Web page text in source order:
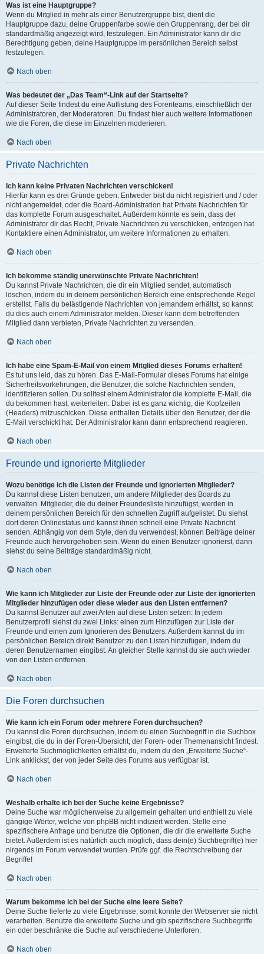
Was ist eine Hauptgruppe?
Wenn du Mitglied in mehr als einer Benutzergruppe bist, dient die
Hauptgruppe dazu, deine Gruppenfarbe sowie den Gruppenrang, der bei dir
standardmäßig angezeigt wird, festzulegen. Ein Administrator kann dir die
Berechtigung geben, deine Hauptgruppe im persönlichen Bereich selbst
festzulegen.
Nach oben
Was bedeutet der „Das Team“-Link auf der Startseite?
Auf dieser Seite findest du eine Auflistung des Forenteams, einschließlich der
Administratoren, der Moderatoren. Du findest hier auch weitere Informationen
wie die Foren, die diese im Einzelnen moderieren.
Nach oben
Private Nachrichten
Ich kann keine Privaten Nachrichten verschicken!
Hierfür kann es drei Gründe geben: Entweder bist du nicht registriert und / oder
nicht angemeldet, oder die Board-Administration hat Private Nachrichten für
das komplette Forum ausgeschaltet. Außerdem könnte es sein, dass der
Administrator dir das Recht, Private Nachrichten zu verschicken, entzogen hat.
Kontaktiere einen Administrator, um weitere Informationen zu erhalten.
Nach oben
Ich bekomme ständig unerwünschte Private Nachrichten!
Du kannst Private Nachrichten, die dir ein Mitglied sendet, automatisch
löschen, indem du in deinem persönlichen Bereich eine entsprechende Regel
erstellst. Falls du belästigende Nachrichten von jemandem erhältst, so kannst
du dies auch einem Administrator melden. Dieser kann dem betreffenden
Mitglied dann verbieten, Private Nachrichten zu versenden.
Nach oben
Ich habe eine Spam-E-Mail von einem Mitglied dieses Forums erhalten!
Es tut uns leid, das zu hören. Das E-Mail-Formular dieses Forums hat einige
Sicherheitsvorkehrungen, die Benutzer, die solche Nachrichten senden,
identifizieren sollen. Du solltest einem Administrator die komplette E-Mail, die
du bekommen hast, weiterleiten. Dabei ist es ganz wichtig, die Kopfzeilen
(Headers) mitzuschicken. Diese enthalten Details über den Benutzer, der die
E-Mail verschickt hat. Der Administrator kann dann entsprechend reagieren.
Nach oben
Freunde und ignorierte Mitglieder
Wozu benötige ich die Listen der Freunde und ignorierten Mitglieder?
Du kannst diese Listen benutzen, um andere Mitglieder des Boards zu
verwalten. Mitglieder, die du deiner Freundesliste hinzufügst, werden in
deinem persönlichen Bereich für den schnellen Zugriff aufgelistet. Du siehst
dort deren Onlinestatus und kannst ihnen schnell eine Private Nachricht
senden. Abhängig von dem Style, den du verwendest, können Beiträge deiner
Freunde auch hervorgehoben sein. Wenn du einen Benutzer ignorierst, dann
siehst du seine Beiträge standardmäßig nicht.
Nach oben
Wie kann ich Mitglieder zur Liste der Freunde oder zur Liste der ignorierten
Mitglieder hinzufügen oder diese wieder aus den Listen entfernen?
Du kannst Benutzer auf zwei Arten auf diese Listen setzen: In jedem
Benutzerprofil siehst du zwei Links: einen zum Hinzufügen zur Liste der
Freunde und einen zum Ignorieren des Benutzers. Außerdem kannst du im
persönlichen Bereich direkt Benutzer zu den Listen hinzufügen, indem du
deren Benutzernamen eingibst. An gleicher Stelle kannst du sie auch wieder
von den Listen entfernen.
Nach oben
Die Foren durchsuchen
Wie kann ich ein Forum oder mehrere Foren durchsuchen?
Du kannst die Foren durchsuchen, indem du einen Suchbegriff in die Suchbox
eingibst, die du in der Foren-Übersicht, der Foren- oder Themenansicht findest.
Erweiterte Suchmöglichkeiten erhältst du, indem du den „Erweiterte Suche“-
Link anklickst, der von jeder Seite des Forums aus verfügbar ist.
Nach oben
Weshalb erhalte ich bei der Suche keine Ergebnisse?
Deine Suche war möglicherweise zu allgemein gehalten und enthielt zu viele
gängige Wörter, welche von phpBB nicht indiziert werden. Stelle eine
spezifischere Anfrage und benutze die Optionen, die dir die erweiterte Suche
bietet. Außerdem ist es natürlich auch möglich, dass dein(e) Suchbegriff(e) hier
nirgends im Forum verwendet wurden. Prüfe ggf. die Rechtschreibung der
Begriffe!
Nach oben
Warum bekomme ich bei der Suche eine leere Seite?
Deine Suche lieferte zu viele Ergebnisse, somit konnte der Webserver sie nicht
verarbeiten. Benutze die erweiterte Suche und gib spezifischere Suchbegriffe
ein oder beschränke die Suche auf verschiedene Unterforen.
Nach oben